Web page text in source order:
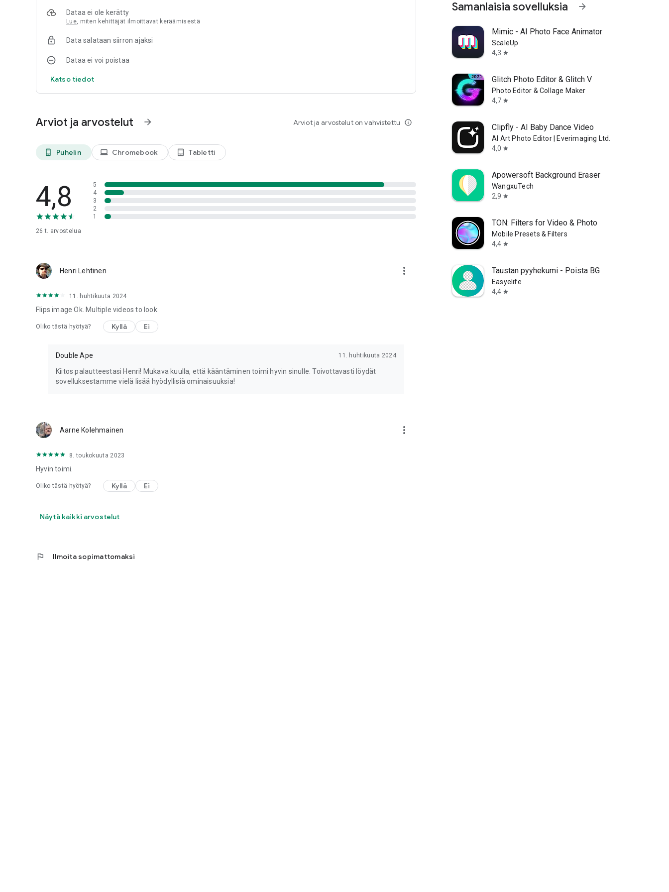
kuvan kierto, tämä sovellus tarjoaa sinulle kaiken tarvittavan. Lataa Käännä Kuva tänään ja vie kuviesi muokkaus
uudelle tasolle!
Dataa ei ole kerätty
Lue, miten kehittäjät ilmoittavat keräämisestä
Data salataan siirron ajaksi
Dataa ei voi poistaa
Katso tiedot
Arviot ja arvostelut arrow_forward Arviot ja arvostelut on vahvistettu info_outline
phone_android Puhelin laptop Chromebook tablet_android Tabletti
4,8
26 t. arvostelua
5
4
3
2
1
Henri Lehtinen more_vert
11. huhtikuuta 2024
Flips image Ok. Multiple videos to look
Oliko tästä hyötyä? Kyllä Ei
Double Ape 11. huhtikuuta 2024
Kiitos palautteestasi Henri! Mukava kuulla, että kääntäminen toimi hyvin sinulle. Toivottavasti löydät
sovelluksestamme vielä lisää hyödyllisiä ominaisuuksia!
Aarne Kolehmainen more_vert
8. toukokuuta 2023
Hyvin toimi.
Oliko tästä hyötyä? Kyllä Ei
Näytä kaikki arvostelut
flag Ilmoita sopimattomaksi
Samanlaisia sovelluksia arrow_forward
Mimic - AI Photo Face Animator
ScaleUp
4,3 star
Glitch Photo Editor & Glitch V
Photo Editor & Collage Maker
4,7 star
Clipfly - AI Baby Dance Video
AI Art Photo Editor | Everimaging Ltd.
4,0 star
Apowersoft Background Eraser
WangxuTech
2,9 star
TON: Filters for Video & Photo
Mobile Presets & Filters
4,4 star
Taustan pyyhekumi - Poista BG
Easyelife
4,4 star